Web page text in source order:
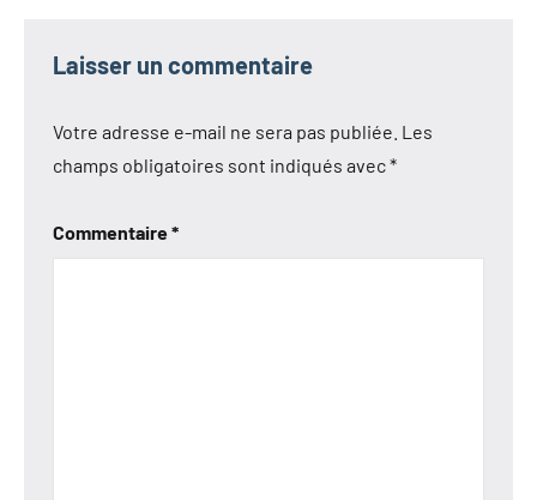
Laisser un commentaire
Votre adresse e-mail ne sera pas publiée. Les
champs obligatoires sont indiqués avec*
Commentaire*